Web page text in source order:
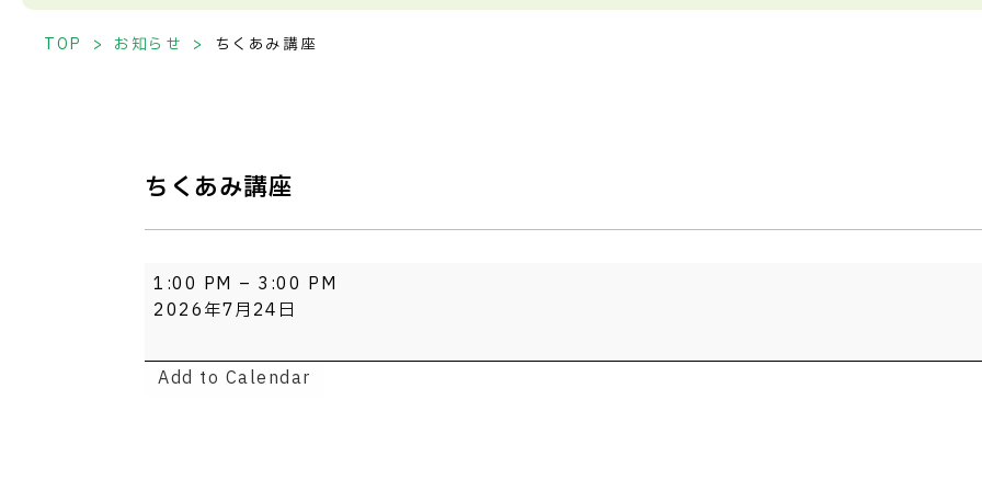
TOP お知らせ ちくあみ講座
ちくあみ講座
ち
く
講
1:00 PM – 3:00 PM
2026年7月24日
Add to Calendar